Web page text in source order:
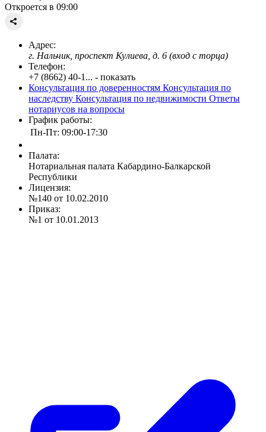
Откроется в 09:00
Адрес:
г. Нальчик, проспект Кулиева, д. 6 (вход с торца)
Телефон:
+7 (8662) 40-1... - показать
Консультация по доверенностям Консультация по
наследству Консультация по недвижимости Ответы
нотариусов на вопросы
График работы:
Пн-Пт: 09:00-17:30
Палата:
Нотариальная палата Кабардино-Балкарской
Республики
Лицензия:
№140 от 10.02.2010
Приказ:
№1 от 10.01.2013